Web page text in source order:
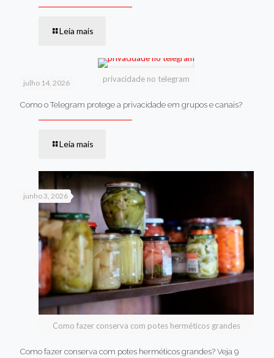
Leia mais
privacidade no telegram
julho 14, 2026
Como o Telegram protege a privacidade em grupos e canais?
Leia mais
Como fazer conserva com potes herméticos grandes
junho 3, 2026
Como fazer conserva com potes herméticos grandes? Veja 9